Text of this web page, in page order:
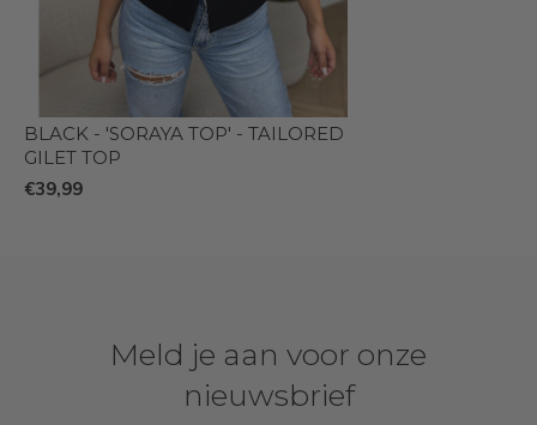
BLACK - 'SORAYA TOP' - TAILORED
GILET TOP
€39,99
Meld je aan voor onze
nieuwsbrief